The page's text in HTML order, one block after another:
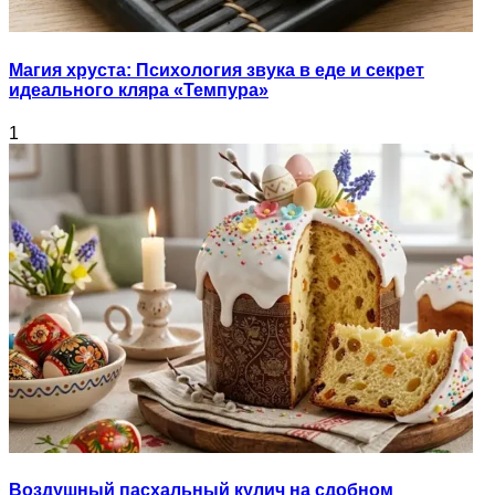
Магия хруста: Психология звука в еде и секрет
идеального кляра «Темпура»
1
Воздушный пасхальный кулич на сдобном